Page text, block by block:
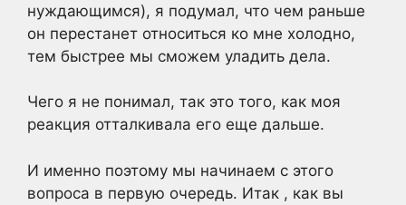
нуждающимся), я подумал, что чем раньше
он перестанет относиться ко мне холодно,
тем быстрее мы сможем уладить дела.
Чего я не понимал, так это того, как моя
реакция отталкивала его еще дальше.
И именно поэтому мы начинаем с этого
вопроса в первую очередь. Итак , как вы